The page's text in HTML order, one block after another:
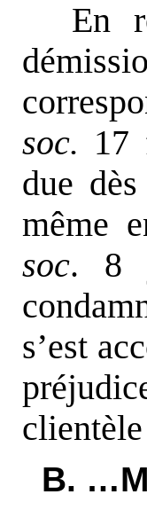
En
soc. 17
due
même
soc. 8
s’est
B.